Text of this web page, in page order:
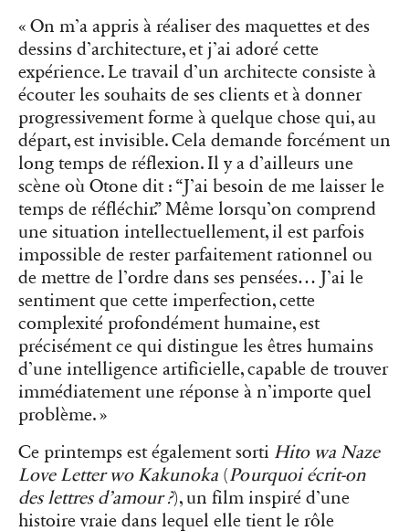
« On m’a appris à réaliser des maquettes et des
dessins d’architecture, et j’ai adoré cette
expérience. Le travail d’un architecte consiste à
écouter les souhaits de ses clients et à donner
progressivement forme à quelque chose qui, au
départ, est invisible. Cela demande forcément un
long temps de réflexion. Il y a d’ailleurs une
scène où Otone dit : “J’ai besoin de me laisser le
temps de réfléchir.” Même lorsqu’on comprend
une situation intellectuellement, il est parfois
impossible de rester parfaitement rationnel ou
de mettre de l’ordre dans ses pensées… J’ai le
sentiment que cette imperfection, cette
complexité profondément humaine, est
précisément ce qui distingue les êtres humains
d’une intelligence artificielle, capable de trouver
immédiatement une réponse à n’importe quel
problème. »
Ce printemps est également sorti Hito wa Naze
Love Letter wo Kakunoka (Pourquoi écrit-on
des lettres d’amour ?), un film inspiré d’une
histoire vraie dans lequel elle tient le rôle